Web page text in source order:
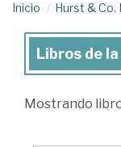
Inicio Hurst & Co.
Libros
la
Libros de
Mostrando